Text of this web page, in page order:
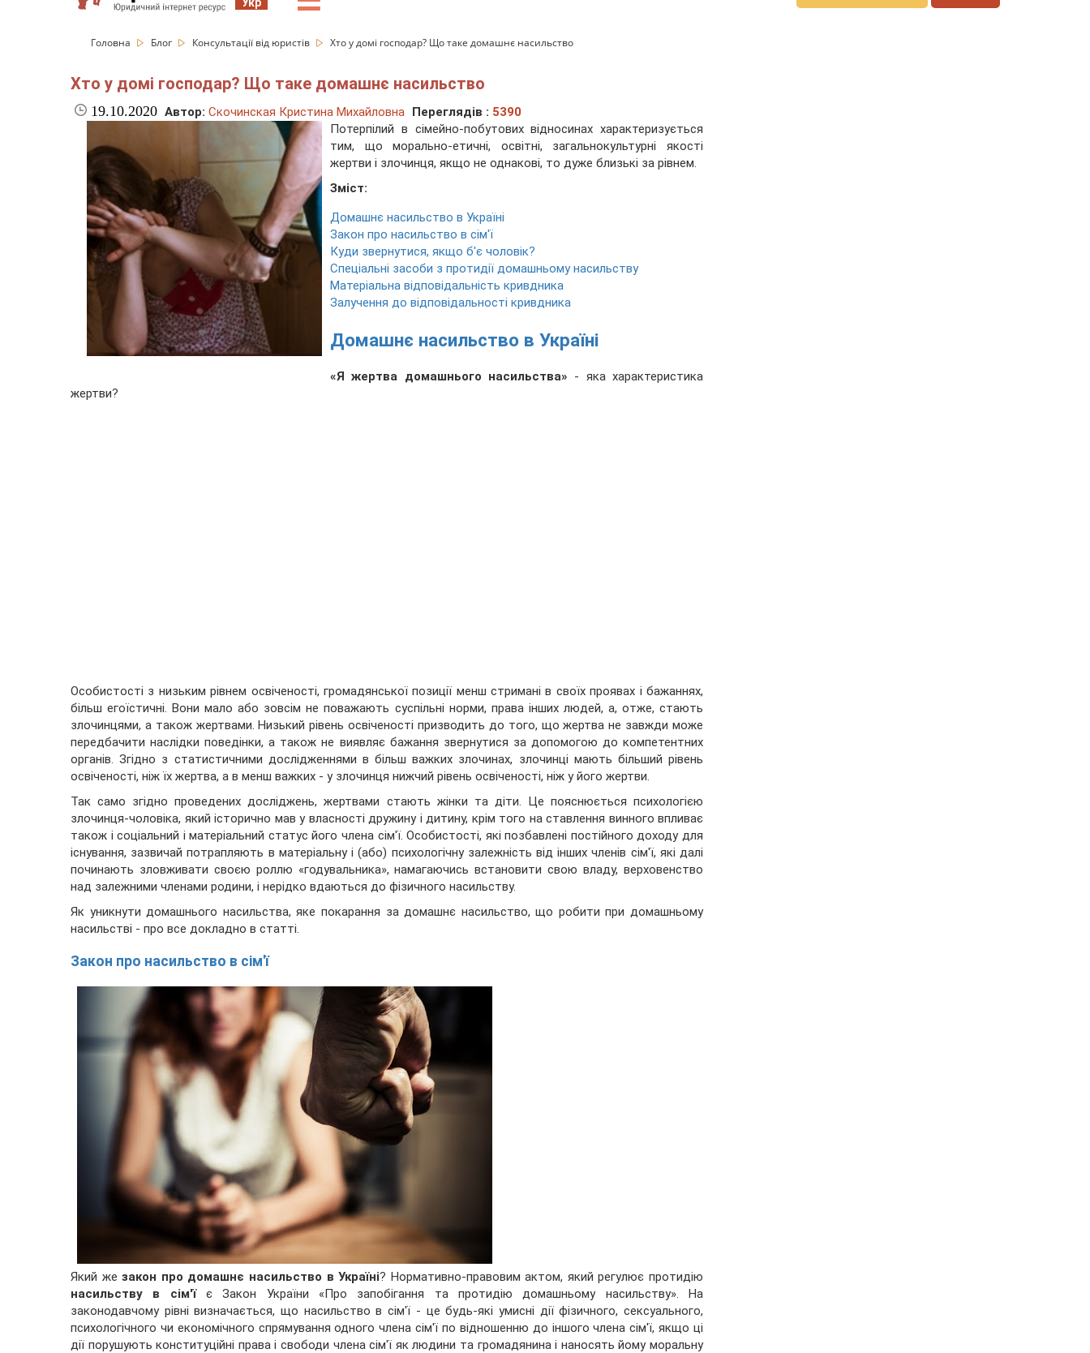
Головна Блог Консультації від юристів Хто у домі господар? Що таке домашнє насильство
Хто у домі господар? Що таке домашнє насильство
19.10.2020 Автор: Скочинская Кристина Михайловна Переглядів : 5390
Потерпілий в сімейно-побутових відносинах характеризується
тим, що морально-етичні, освітні, загальнокультурні якості
жертви і злочинця, якщо не однакові, то дуже близькі за рівнем.
Зміст:
Домашнє насильство в Україні
Закон про насильство в сім'ї
Куди звернутися, якщо б'є чоловік?
Спеціальні засоби з протидії домашньому насильству
Матеріальна відповідальність кривдника
Залучення до відповідальності кривдника
Домашнє насильство в Україні
«Я жертва домашнього насильства» - яка характеристика
жертви?
Особистості з низьким рівнем освіченості, громадянської позиції менш стримані в своїх проявах і бажаннях,
більш егоїстичні. Вони мало або зовсім не поважають суспільні норми, права інших людей, а, отже, стають
злочинцями, а також жертвами. Низький рівень освіченості призводить до того, що жертва не завжди може
передбачити наслідки поведінки, а також не виявляє бажання звернутися за допомогою до компетентних
органів. Згідно з статистичними дослідженнями в більш важких злочинах, злочинці мають більший рівень
освіченості, ніж їх жертва, а в менш важких - у злочинця нижчий рівень освіченості, ніж у його жертви.
Так само згідно проведених досліджень, жертвами стають жінки та діти. Це пояснюється психологією
злочинця-чоловіка, який історично мав у власності дружину і дитину, крім того на ставлення винного впливає
також і соціальний і матеріальний статус його члена сім'ї. Особистості, які позбавлені постійного доходу для
існування, зазвичай потрапляють в матеріальну і (або) психологічну залежність від інших членів сім'ї, які далі
починають зловживати своєю роллю «годувальника», намагаючись встановити свою владу, верховенство
над залежними членами родини, і нерідко вдаються до фізичного насильству.
Як уникнути домашнього насильства, яке покарання за домашнє насильство, що робити при домашньому
насильстві - про все докладно в статті.
Закон про насильство в сім'ї
Який жезакон про домашнє насильство в Україні? Нормативно-правовим актом, який регулює протидію
насильству в сім'їє Закон України «Про запобігання та протидію домашньому насильству». На
законодавчому рівні визначається, що насильство в сім'ї - це будь-які умисні дії фізичного, сексуального,
психологічного чи економічного спрямування одного члена сім'ї по відношенню до іншого члена сім'ї, якщо ці
дії порушують конституційні права і свободи члена сім'ї як людини та громадянина і наносять йому моральну